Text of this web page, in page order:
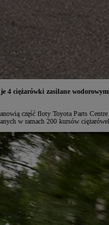
4 ciężarówki zasilane
część floty Toyota Parts
w ramach 200 kursów